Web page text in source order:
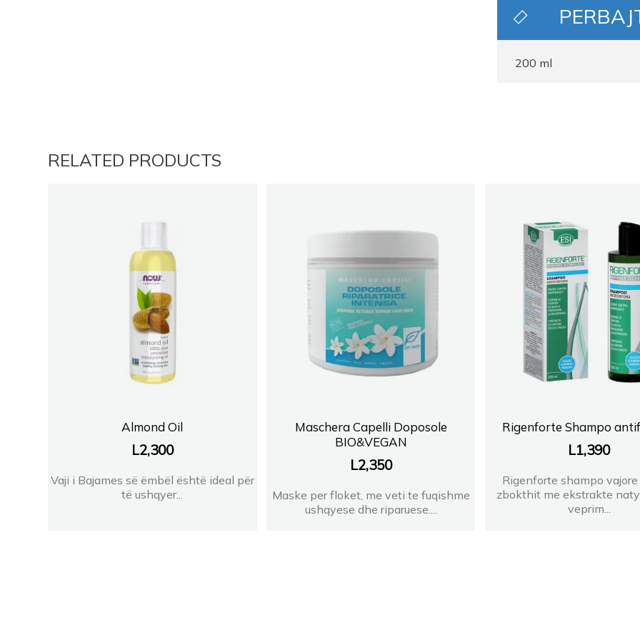
200 ml
RELATED PRODUCTS
Almond Oil
L2,300
Vaji i Bajames së ëmbël është ideal për
të ushqyer...
Maschera Capelli Doposole
BIO&VEGAN
L2,350
Maske per floket, me veti te fuqishme
ushqyese dhe riparuese....
Rigenforte Shampo
L1,390
Rigenforte shampo
zbokthit me ekstrakte
veprim...